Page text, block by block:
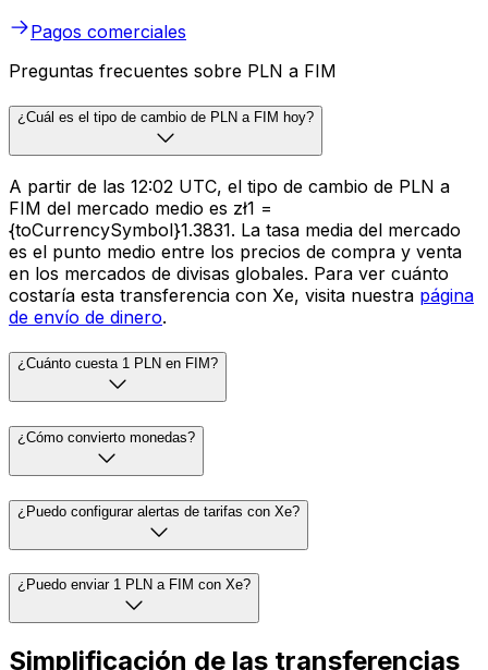
Pagos comerciales
Preguntas frecuentes sobre PLN a FIM
¿Cuál es el tipo de cambio de PLN a FIM hoy?
A partir de las 12:02 UTC, el tipo de cambio de PLN a
FIM del mercado medio es zł1 =
{toCurrencySymbol}1.3831. La tasa media del mercado
es el punto medio entre los precios de compra y venta
en los mercados de divisas globales. Para ver cuánto
costaría esta transferencia con Xe, visita nuestra página
de envío de dinero.
¿Cuánto cuesta 1 PLN en FIM?
¿Cómo convierto monedas?
¿Puedo configurar alertas de tarifas con Xe?
¿Puedo enviar 1 PLN a FIM con Xe?
Simplificación de las transferencias